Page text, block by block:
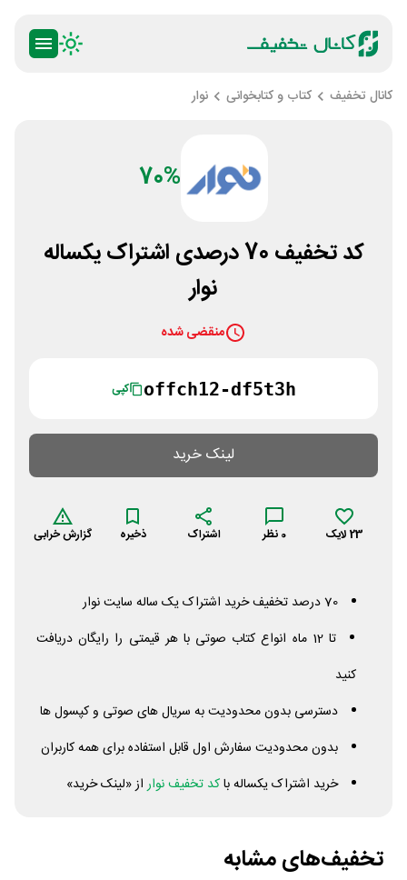
کانال تخفیف کتاب و کتابخوانی نوار
70%
کد تخفیف 70 درصدی اشتراک یکساله
نوار
منقضی شده
offch12-df5t3h کپی
لینک خرید
23 لایک 0 نظر اشتراک ذخیره گزارش خرابی
70 درصد تخفیف خرید اشتراک یک ساله سایت نوار
تا 12 ماه انواع کتاب صوتی با هر قیمتی را رایگان دریافت
کنید
دسترسی بدون محدودیت به سریال های صوتی و کپسول ها
بدون محدودیت سفارش اول قابل استفاده برای همه کاربران
خرید اشتراک یکساله باکد تخفیف نواراز «لینک خرید»
تخفیف‌های مشابه